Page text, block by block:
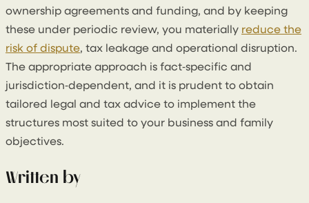
ownership agreements and funding, and by keeping
these under periodic review, you materially reduce the
risk of dispute, tax leakage and operational disruption.
The appropriate approach is fact‑specific and
jurisdiction‑dependent, and it is prudent to obtain
tailored legal and tax advice to implement the
structures most suited to your business and family
objectives.
Written by